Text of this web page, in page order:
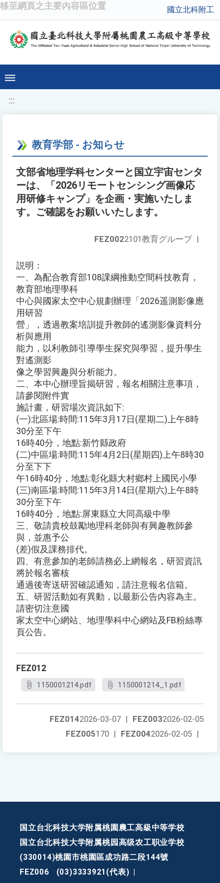
移至網頁之主要內容區位置 國立北科附工
:::
教育学部 - お知らせ
文部省地理学科センターと国立宇宙センタ
ーは、「2026リモートセンシング画像応
用研修キャンプ」を企画・実施いたしま
す。ご確認をお願いいたします。
FEZ0022101教育グループ |
説明：
一、為配合教育部108課綱推動空間科技教育，
教育部地理學科
中心與國家太空中心規劃辦理「2026遥測影像應
用研習
營」，透過教案培訓提升教師的遙測影像資料分
析與應用
能力，以利教師引導學生探究與學習，提升學生
對遙測影
像之學習興趣與分析能力。
二、本中心辦理旨揭研習，報名相關注意事項，
請參閱附件實
施計畫，研習場次資訊如下:
(一)北區場:時間:115年3月17日(星期二)上午8時
30分至下午
16時40分，地點:新竹縣政府
(二)中區場:時間:115年4月2日(星期四)上午8時30
分至下下
午16時40分，地點:彰化縣大村鄉村上國民小學
(三)南區場:時間:115年3月14日(星期六)上午8時
30分至下午
16時40分，地點:屏東縣立大同高級中學
三、敬請貴校鼓勵地理科老師與有興趣教師參
與，並惠予公
(差)假及課務排代。
四、有意參加的老師請務必上網報名，研習資訊
將於報名審核
通過後寄送研習確認通知，請注意報名信箱。
五、研習活動如有異動，以最新公告內容為主。
請密切注意國
家太空中心網站、地理學科中心網站及FB粉絲專
頁公告。
FEZ012
1150001214.pdf 1150001214_1.pdf
FEZ0032026-02-05
FEZ0142026-03-07 |
FEZ0042026-02-05 |
FEZ005170 |
国立台北科技大学附属桃園農工高級中等学校
国立台北科技大学附属桃园高级农工职业学校
(330014)桃園市桃園區成功路二段144號
FEZ006
(03)3333921(代表)